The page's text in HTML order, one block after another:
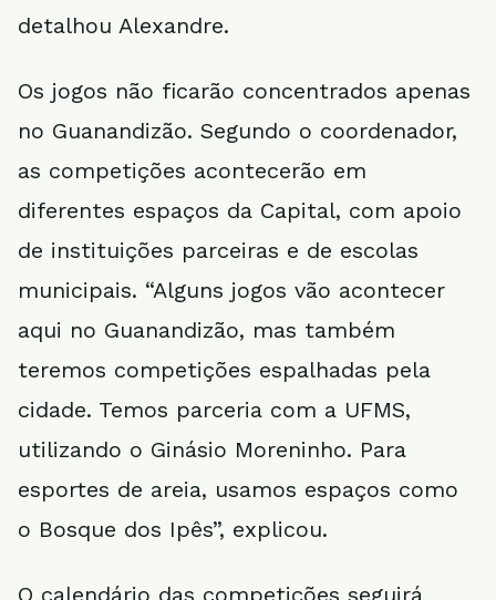
detalhou Alexandre.
Os jogos não ficarão concentrados apenas
no Guanandizão. Segundo o coordenador,
as competições acontecerão em
diferentes espaços da Capital, com apoio
de instituições parceiras e de escolas
municipais. “Alguns jogos vão acontecer
aqui no Guanandizão, mas também
teremos competições espalhadas pela
cidade. Temos parceria com a UFMS,
utilizando o Ginásio Moreninho. Para
esportes de areia, usamos espaços como
o Bosque dos Ipês”, explicou.
O calendário das competições seguirá